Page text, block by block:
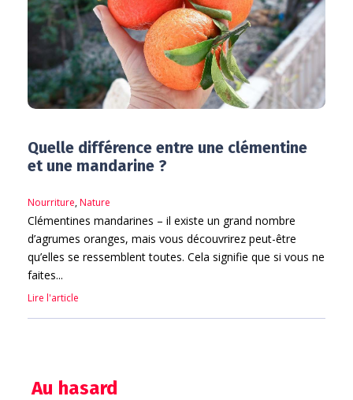
Quelle différence entre une clémentine
et une mandarine ?
Nourriture,Nature
Clémentines mandarines – il existe un grand nombre
d’agrumes oranges, mais vous découvrirez peut-être
qu’elles se ressemblent toutes. Cela signifie que si vous ne
faites...
Lire l'article
Au hasard